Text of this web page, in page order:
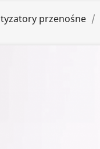
przenośne